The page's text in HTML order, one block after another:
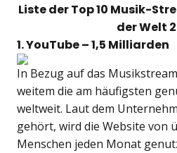
Liste der Top 10 Musik-
der Welt
1. YouTube – 1,5 Milliarden
In Bezug auf das
weitem die am häufigsten
weltweit. Laut dem
gehört, wird die Website von
Menschen jeden Monat